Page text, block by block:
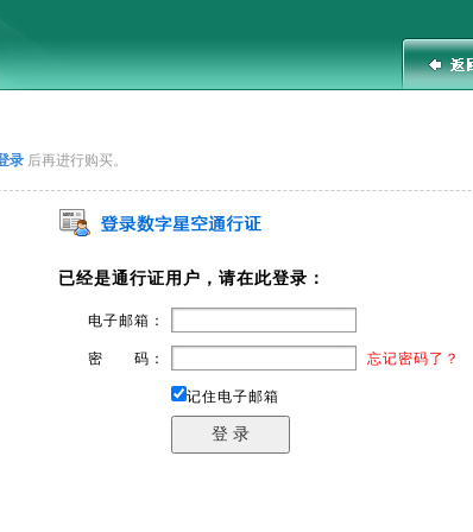
录 后再进行购买。
已经是通行证用户，请在此登录：
电子邮箱：
密 码： 忘记密码了？
记住电子邮箱